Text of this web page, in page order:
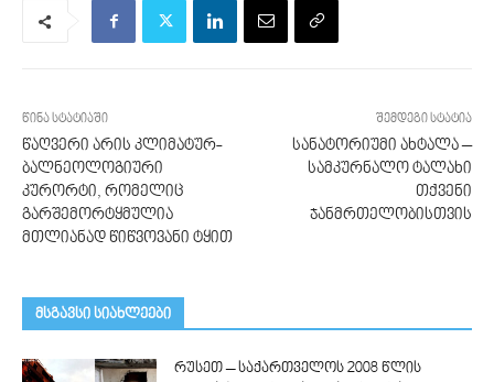
წინა სტატიაში
წაღვერი არის კლიმატურ-
ბალნეოლოგიური
კურორტი, რომელიც
გარშემორტყმულია
მთლიანად წიწვოვანი ტყით
შემდეგი სტატია
სანატორიუმი ახტალა –
სამკურნალო ტალახი
თქვენი
ჯანმრთელობისთვის
მსგავსი სიახლეები
რუსეთ – საქართველოს 2008 წლის